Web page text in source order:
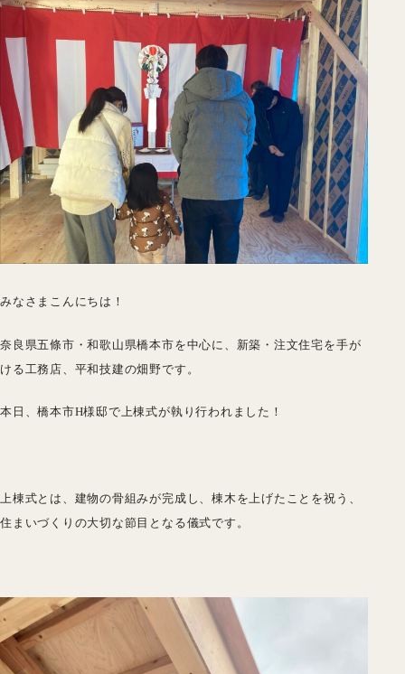
みなさまこんにちは！
奈良県五條市・和歌山県橋本市を中心に、新築・注文住宅を手が
ける工務店、平和技建の畑野です。
本日、橋本市H様邸で上棟式が執り行われました！
上棟式とは、建物の骨組みが完成し、棟木を上げたことを祝う、
住まいづくりの大切な節目となる儀式です。